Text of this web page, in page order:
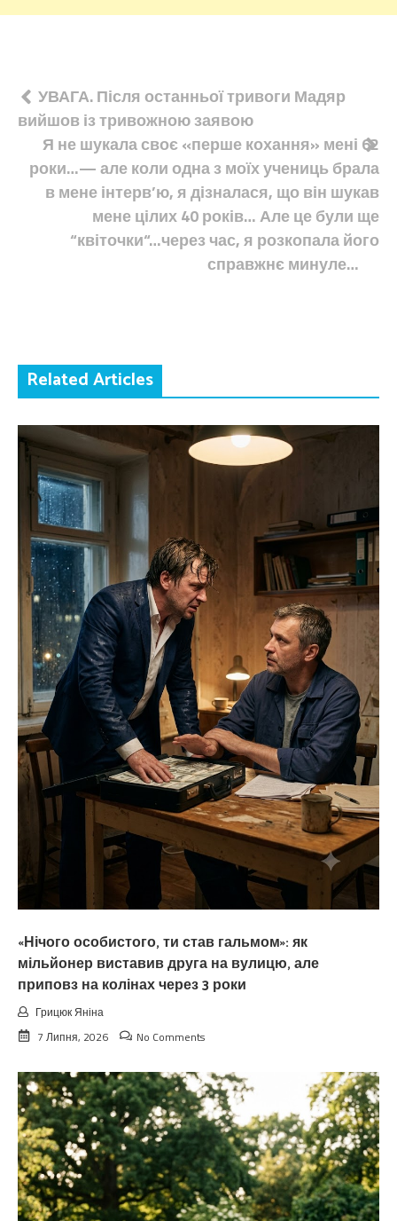
Навігація
записів
УВАГА. Після останньої тривоги Мадяр
вийшов із тривожною заявою
Я не шукала своє «перше кохання» мені 62
роки…— але коли одна з моїх учениць брала
в мене інтерв’ю, я дізналася, що він шукав
мене цілих 40 років… Але це були ще
“квіточки“…через час, я розкопала його
справжнє минуле…
Related Articles
«Нічого особистого, ти став гальмом»: як
мільйонер виставив друга на вулицю, але
приповз на колінах через 3 роки
Грицюк Яніна
7 Липня, 2026
No Comments